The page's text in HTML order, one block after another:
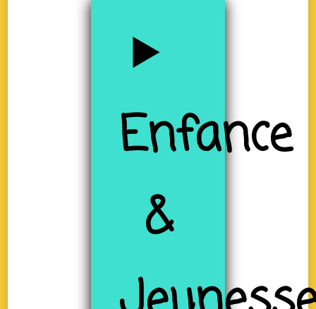
Enfance
&